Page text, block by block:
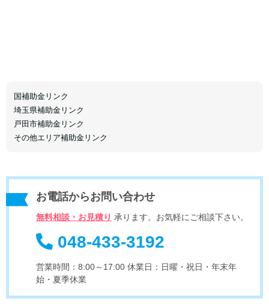
国補助金リンク
埼玉県補助金リンク
戸田市補助金リンク
その他エリア補助金リンク
お電話からお問い合わせ
無料相談・お見積り 承ります。お気軽にご相談下さい。
048-433-3192
営業時間：8:00～17:00 休業日：日曜・祝日・年末年
始・夏季休業